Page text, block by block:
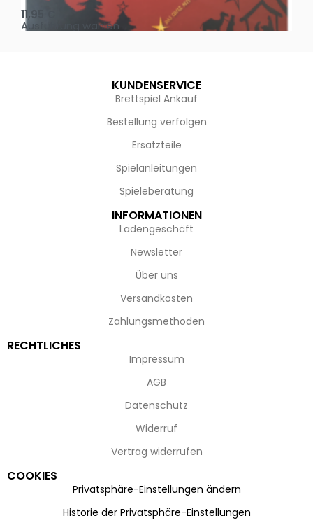
11,95
Ausführung wählen
KUNDENSERVICE
Brettspiel Ankauf
Bestellung verfolgen
Ersatzteile
Spielanleitungen
Spieleberatung
INFORMATIONEN
Ladengeschäft
Newsletter
Über uns
Versandkosten
Zahlungsmethoden
RECHTLICHES
Impressum
AGB
Datenschutz
Widerruf
Vertrag widerrufen
COOKIES
Privatsphäre-Einstellungen ändern
Historie der Privatsphäre-Einstellungen